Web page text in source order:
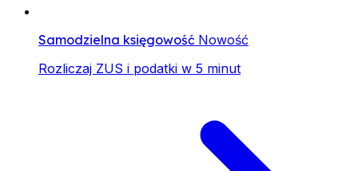
Samodzielna księgowość Nowość
Rozliczaj ZUS i podatki w 5 minut